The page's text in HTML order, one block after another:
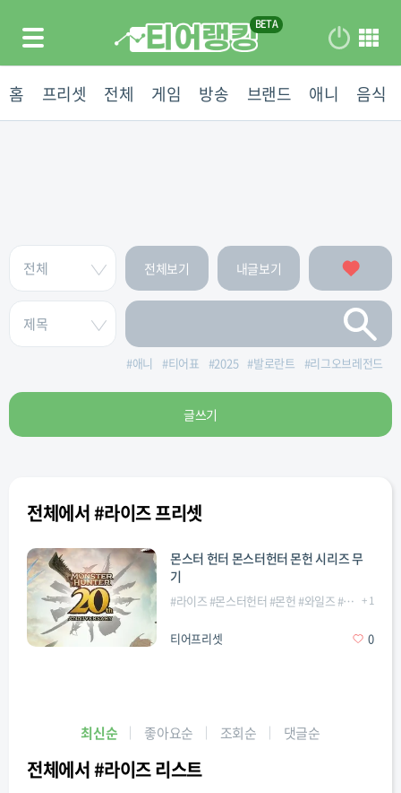
홈 프리셋 전체 게임 방송 브랜드 애니 음식
전체보기 내글보기
#애니 #티어표 #2025 #발로란트 #리그오브레전드
글쓰기
전체에서 #라이즈 프리셋
몬스터 헌터 몬스터헌터 몬헌 시리즈 무
기
#라이즈#몬스터헌터 #몬헌 #와일즈#월드+1
티어프리셋 0
최신순 좋아요순 조회순 댓글순
전체에서 #라이즈 리스트